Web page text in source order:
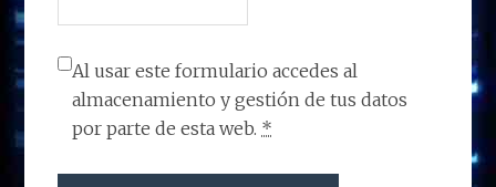
Al usar este formulario accedes al
almacenamiento y gestión de tus datos
por parte de esta web. *